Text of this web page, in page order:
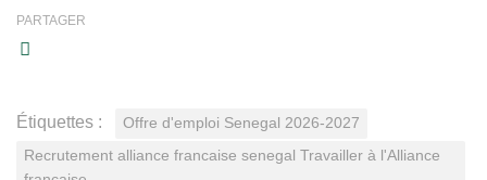
PARTAGER
Étiquettes :
Offre d'emploi Senegal 2026-2027
Recrutement alliance francaise senegal Travailler à l'Alliance